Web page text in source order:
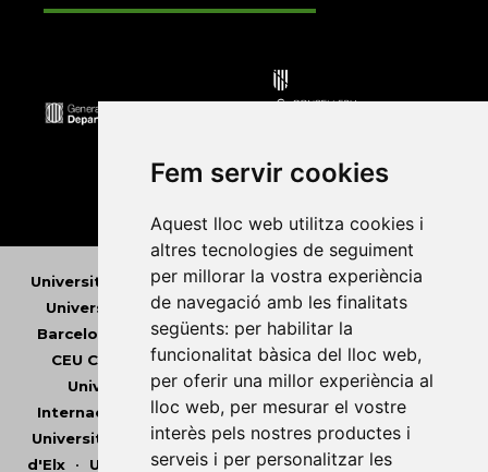
Fem servir cookies
Aquest lloc web utilitza cookies i
altres tecnologies de seguiment
per millorar la vostra experiència
de navegació amb les finalitats
següents: per habilitar la
funcionalitat bàsica del lloc web,
per oferir una millor experiència al
lloc web, per mesurar el vostre
interès pels nostres productes i
serveis i per personalitzar les
Universitat Abat Oliba CEU • Universitat d'Alacant
Universitat d'Andorra•Universitat Autònoma de
Barcelona
Universitat de Barcelona •
CEU Cardenal Herrera•Universitat de Girona•
Universitat de les Illes Balears•Universitat
Internacional de Catalunya•Universitat Jaume I
Universitat de Lleida•Universitat Miguel Hernández
d'Elx• Universitat Oberta de Catalunya•Universitat